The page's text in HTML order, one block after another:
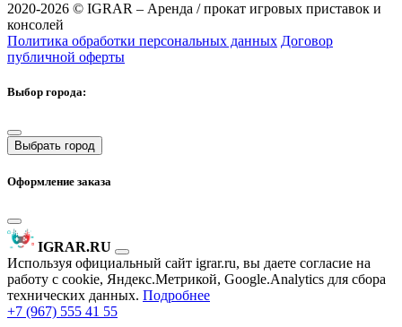
2020-2026 © IGRAR – Аренда / прокат игровых приставок и
консолей
Политика обработки персональных данных Договор
публичной оферты
Выбор города:
Выбрать город
Оформление заказа
IGRAR.RU
Используя официальный сайт igrar.ru, вы даете согласие на
работу с cookie, Яндекс.Метрикой, Google.Analytics для сбора
технических данных. Подробнее
+7 (967) 555 41 55